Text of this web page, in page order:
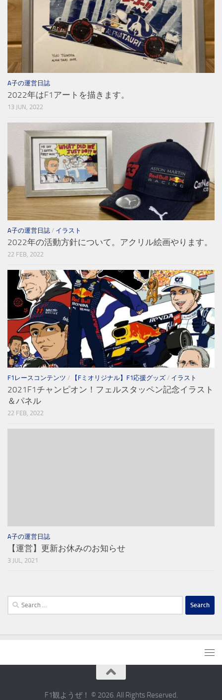
A子の運営日誌
2022年はF1アートを描きます。
13 JUN, 2022
A子の運営日誌 / イラスト
2022年の活動方針について。アクリル絵画やります。
22 FEB, 2022
F1レースコンテンツ / 【Fミオリジナル】F1応援グッズ / イラスト
2021F1チャンピオン！フェルスタッペン記念イラスト
＆パネル
22 FEB, 2022
A子の運営日誌
【運営】更新お休みのお知らせ
3 JUL, 2021
Search
for:
F1観ようぜ！ © 2026. All Rights Reserved.